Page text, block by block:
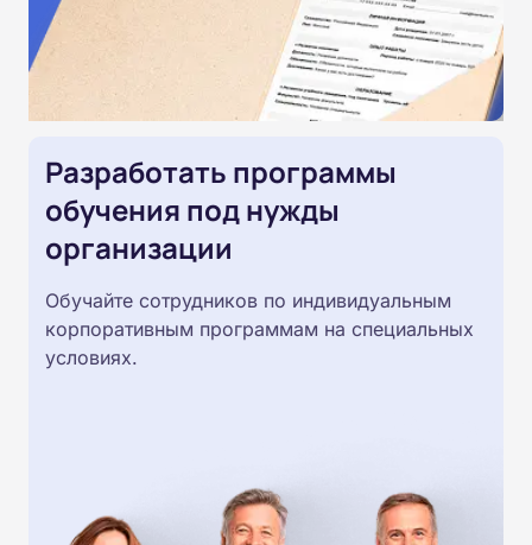
Разработать программы
обучения под нужды
организации
Обучайте сотрудников по индивидуальным
корпоративным программам на специальных
условиях.